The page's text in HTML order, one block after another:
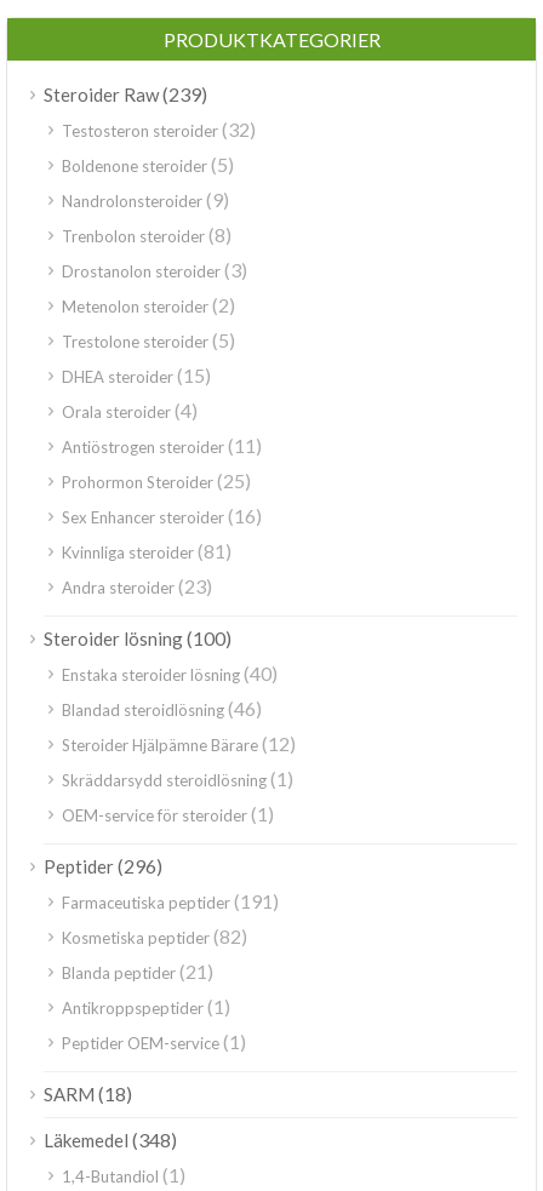
PRODUKTKATEGORIER
Steroider Raw(239)
Testosteron steroider(32)
Boldenone steroider(5)
Nandrolonsteroider(9)
Trenbolon steroider(8)
Drostanolon steroider(3)
Metenolon steroider(2)
Trestolone steroider(5)
DHEA steroider(15)
Orala steroider(4)
Antiöstrogen steroider(11)
Prohormon Steroider(25)
Sex Enhancer steroider(16)
Kvinnliga steroider(81)
Andra steroider(23)
Steroider lösning(100)
Enstaka steroider lösning(40)
Blandad steroidlösning(46)
Steroider Hjälpämne Bärare(12)
Skräddarsydd steroidlösning(1)
OEM-service för steroider(1)
Peptider(296)
Farmaceutiska peptider(191)
Kosmetiska peptider(82)
Blanda peptider(21)
Antikroppspeptider(1)
Peptider OEM-service(1)
SARM (18)
Läkemedel (348)
1,4-Butandiol (1)